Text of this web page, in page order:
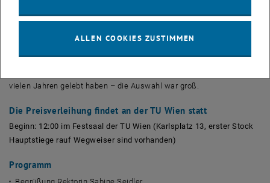
eingereicht haben, in denen sie sich mit der Welt der Technik
auseinandersetzten, ein besonderer Tag. Für den TU Austria Preis
Berühmte Technikerinnen, unbekanntere Technikerinnen,
vielen Jahren gelebt haben – die Auswahl war groß.
Die Preisverleihung findet an der TU Wien statt
Beginn: 12:00 im Festsaal der TU Wien (Karlsplatz 13, erster Stock
Hauptstiege rauf Wegweiser sind vorhanden)
Programm
ALLEN COOKIES ZUSTIMMEN